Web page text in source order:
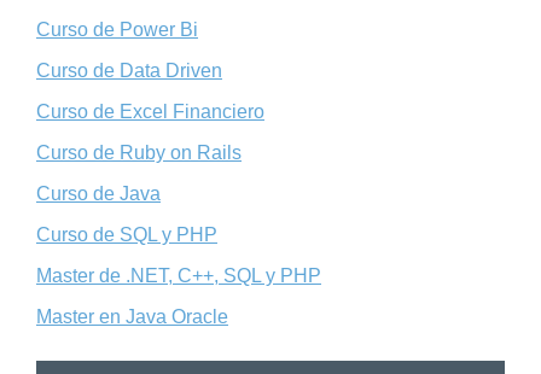
Curso de Power Bi
Curso de Data Driven
Curso de Excel Financiero
Curso de Ruby on Rails
Curso de Java
Curso de SQL y PHP
Master de .NET, C++, SQL y PHP
Master en Java Oracle